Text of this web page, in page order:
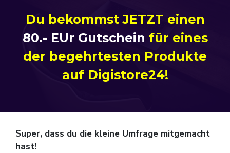
Du bekommst JETZT einen
80.- EUr Gutschein für eines
der begehrtesten Produkte
auf Digistore24!
Super, dass du die kleine Umfrage mitgemacht
hast!